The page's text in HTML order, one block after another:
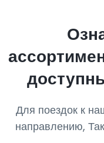
Для поездок к
направлению,